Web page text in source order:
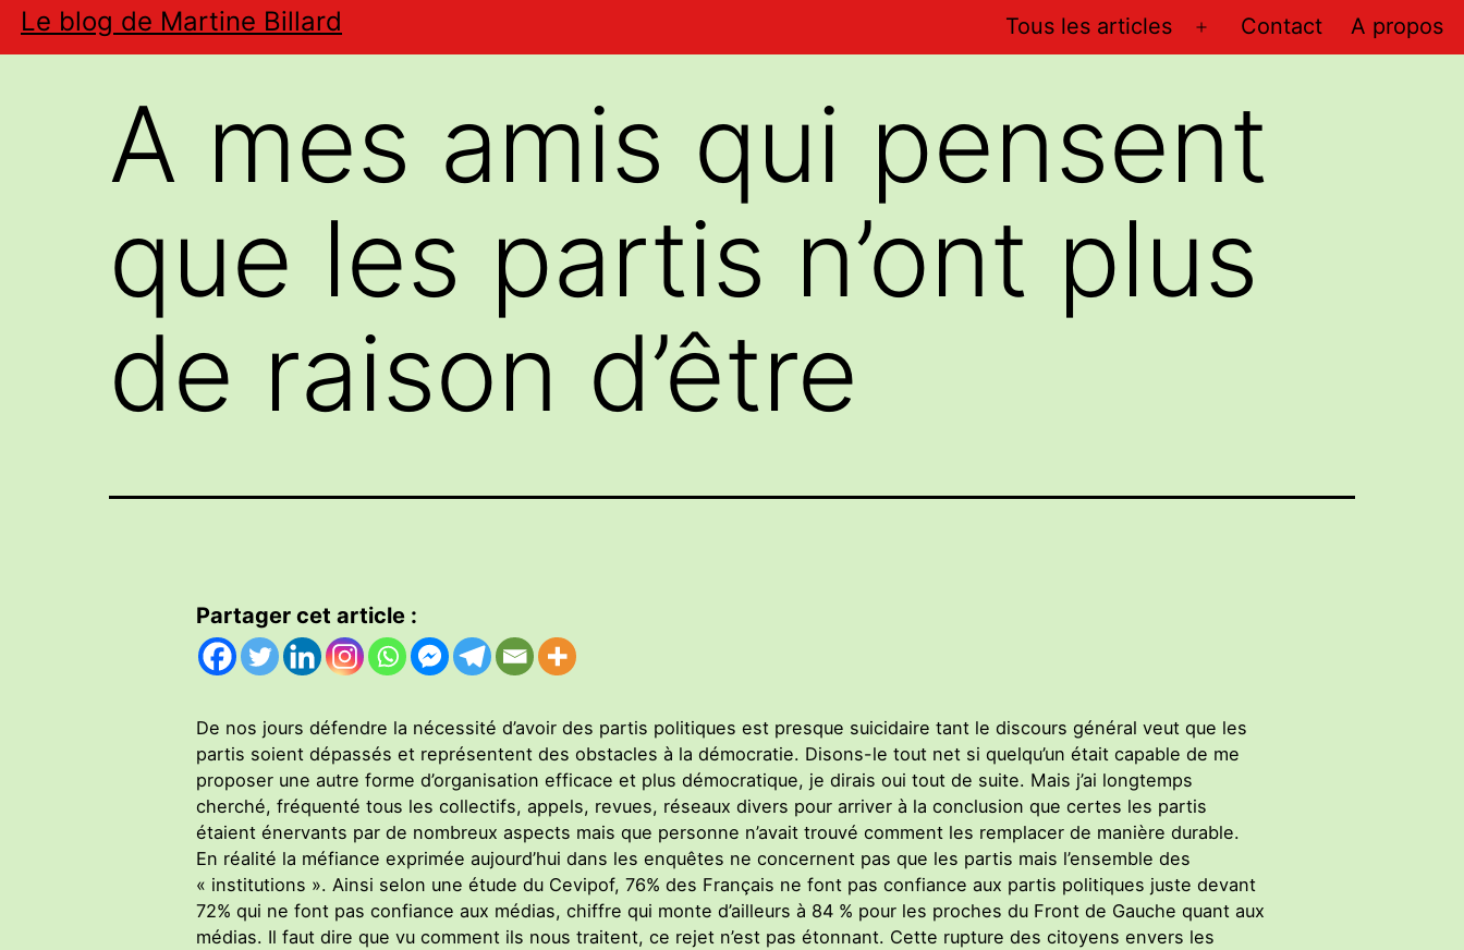
Aller
au
Le blog de Martine Billard Tous les articles
Ouvrir
menu
Contact A propos
A mes amis qui pensent
que les partis n’ont plus
de raison d’être
Partager cet article :
De nos jours défendre la nécessité d’avoir des partis politiques est presque suicidaire tant le discours général veut que les
partis soient dépassés et représentent des obstacles à la démocratie. Disons-le tout net si quelqu’un était capable de me
proposer une autre forme d’organisation efficace et plus démocratique, je dirais oui tout de suite. Mais j’ai longtemps
cherché, fréquenté tous les collectifs, appels, revues, réseaux divers pour arriver à la conclusion que certes les partis
étaient énervants par de nombreux aspects mais que personne n’avait trouvé comment les remplacer de manière durable.
En réalité la méfiance exprimée aujourd’hui dans les enquêtes ne concernent pas que les partis mais l’ensemble des
« institutions ». Ainsi selon une étude du Cevipof, 76% des Français ne font pas confiance aux partis politiques juste devant
72% qui ne font pas confiance aux médias, chiffre qui monte d’ailleurs à 84 % pour les proches du Front de Gauche quant aux
médias. Il faut dire que vu comment ils nous traitent, ce rejet n’est pas étonnant. Cette rupture des citoyens envers les